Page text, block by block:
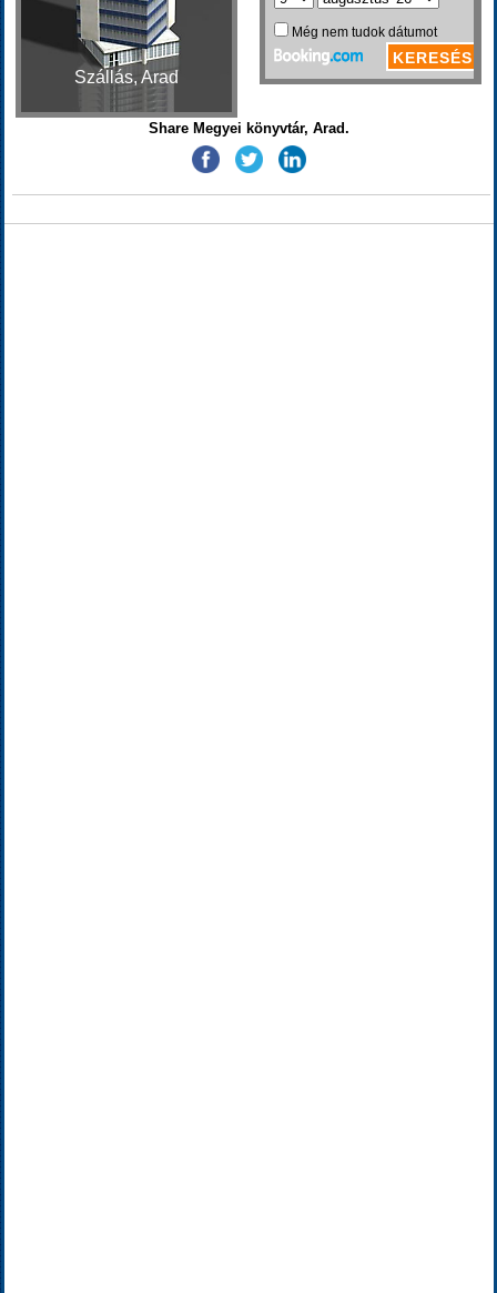
Szállás, Arad
Share Megyei könyvtár, Arad.